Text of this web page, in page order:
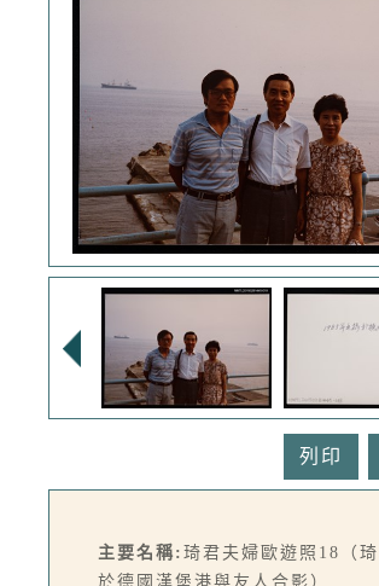
列印
主要名稱: 琦君夫婦歐遊照18（
於德國漢堡港與友人合影）